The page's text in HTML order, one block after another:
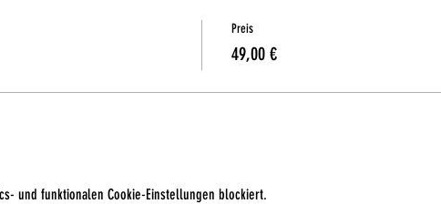
Preis
49,00 €
und funktionalen Cookie-Einstellungen blockiert.